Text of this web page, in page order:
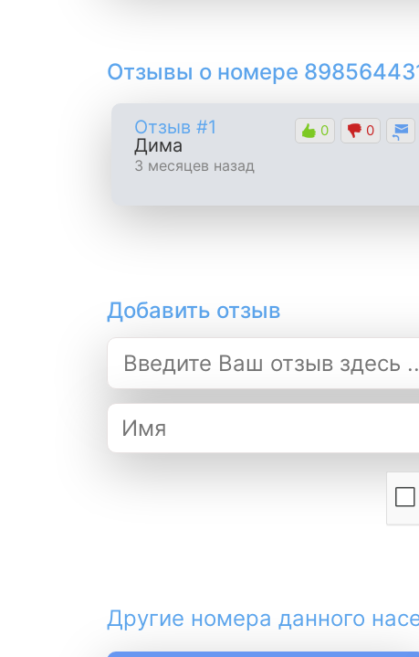
Отзывы о номере
Отзыв #1 0
0
Дима
3 месяцев назад
Добавить отзыв
Другие номера данного